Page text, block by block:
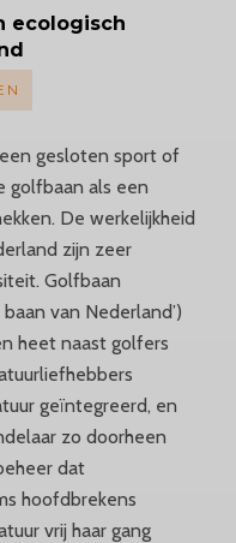
ecologisch
gesloten sport of
golfbaan als een
De werkelijkheid
zijn zeer
Golfbaan
van Nederland’)
heet naast golfers
geïntegreerd, en
zo doorheen
dat
hoofdbrekens
vrij haar gang